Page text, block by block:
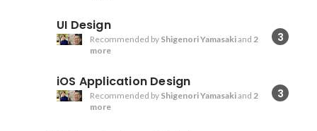
UI Design
3
Recommended by Shigenori Yamasakiand 2
more
iOS Application Design
3
Recommended by Shigenori Yamasakiand 2
more